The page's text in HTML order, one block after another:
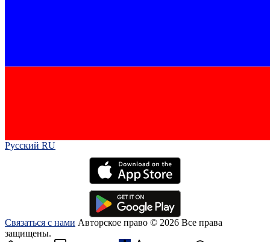
Русский RU‎
Связаться с нами Авторское право © 2026 Все права
защищены.